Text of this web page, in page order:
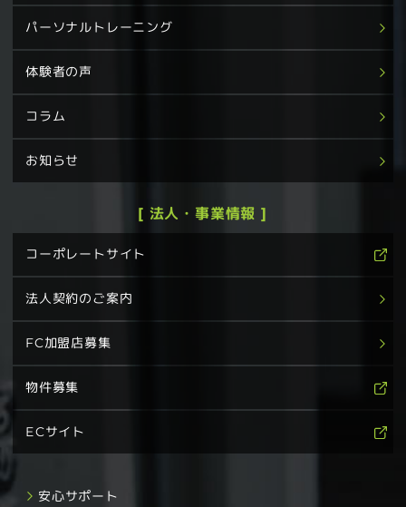
パーソナルトレーニング
体験者の声
コラム
お知らせ
[ 法人・事業情報 ]
コーポレートサイト
法人契約のご案内
FC加盟店募集
物件募集
ECサイト
安心サポート